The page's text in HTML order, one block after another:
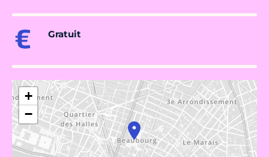
Gratuit
+
−